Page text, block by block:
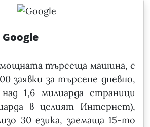
търсеща машина, с
заявки за търсене дневно,
над 1,6 милиарда страници
в целият Интернет),
30 езика, заемаща 15-то